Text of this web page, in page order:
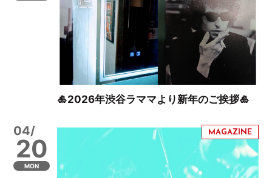
🎍2026年渋谷ラママより新年のご挨拶🎍
04/
20
MON